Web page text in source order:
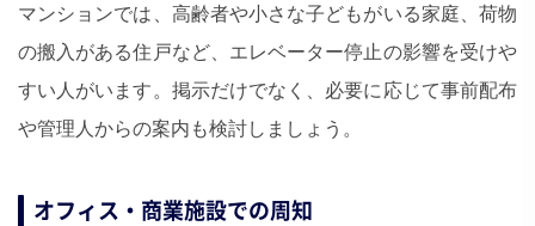
マンションでは、高齢者や小さな子どもがいる家庭、荷物
の搬入がある住戸など、エレベーター停止の影響を受けや
すい人がいます。掲示だけでなく、必要に応じて事前配布
や管理人からの案内も検討しましょう。
オフィス・商業施設での周知